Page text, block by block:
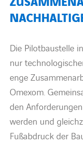
Die Pilotbaustelle
nur
enge
Omexom.
den
werden und
Fußabdruck der